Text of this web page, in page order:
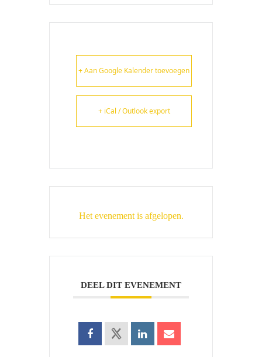
+ Aan Google Kalender toevoegen
+ iCal / Outlook export
Het evenement is afgelopen.
DEEL DIT EVENEMENT